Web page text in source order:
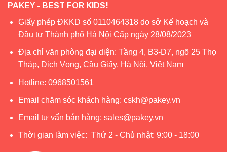
PAKEY - BEST FOR KIDS!
Giấy phép ĐKKD số 0110464318 do sở Kế hoạch và
Đầu tư Thành phố Hà Nội Cấp ngày 28/08/2023
Địa chỉ văn phòng đại diện: Tầng 4, B3-D7, ngõ 25 Thọ
Tháp, Dịch Vọng, Cầu Giấy, Hà Nội, Việt Nam
Hotline: 0968501561
Email chăm sóc khách hàng: cskh@pakey.vn
Email tư vấn bán hàng: sales@pakey.vn
Thời gian làm việc: Thứ 2 - Chủ nhật: 9:00 - 18:00